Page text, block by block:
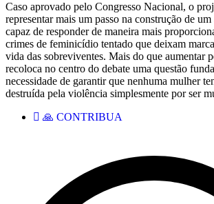
Caso aprovado pelo Congresso Nacional, o
representar mais um passo na construção de
capaz de responder de maneira mais
crimes de feminicídio tentado que deixam
vida das sobreviventes. Mais do que aumentar
recoloca no centro do debate uma questão
necessidade de garantir que nenhuma mulher
destruída pela violência simplesmente por ser
🙏 CONTRIBUA